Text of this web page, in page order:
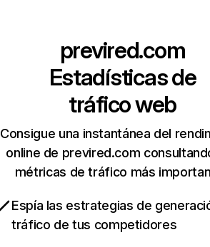
previred.com
Estadísticas de
tráfico web
Consigue una instantánea del
online de previred.com
métricas de tráfico más
Espía las estrategias de
tráfico de tus competidores